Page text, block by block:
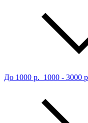
До 1000 р. 1000 - 3000